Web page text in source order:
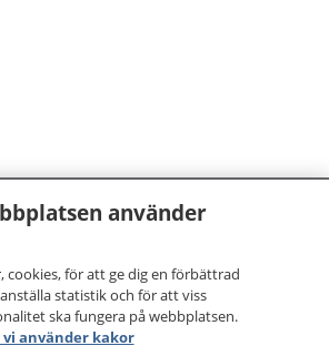
använder
cookies, för att ge dig en förbättrad
statistik och för att viss
ska fungera på webbplatsen.
vi använder kakor